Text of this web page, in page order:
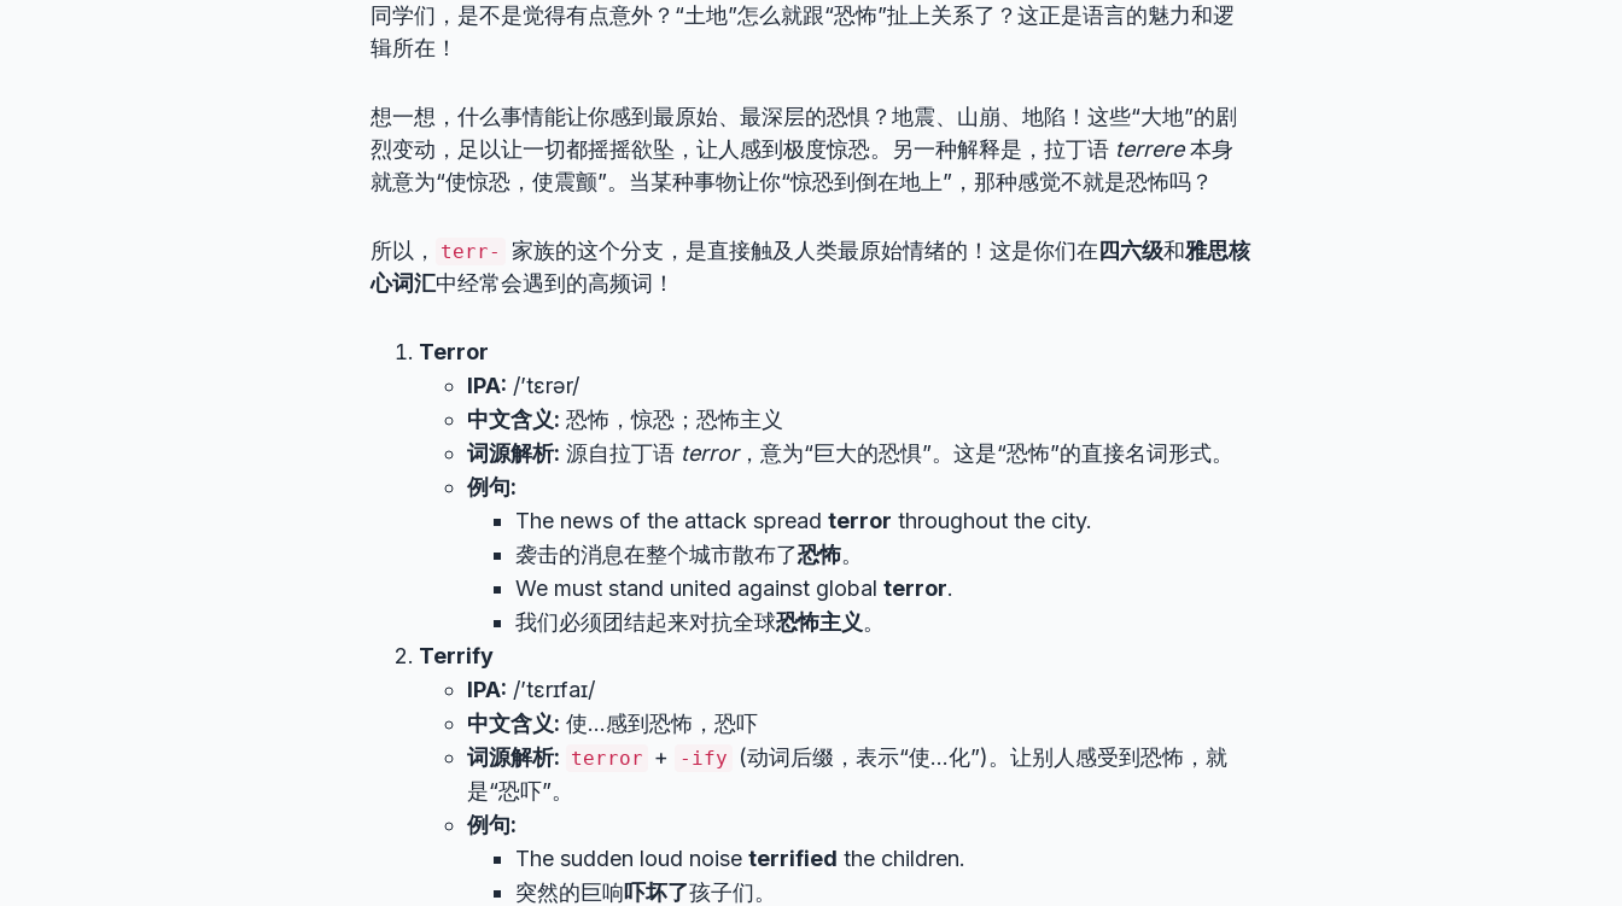
同学们，是不是觉得有点意外？“土地”怎么就跟“恐怖”扯上关系了？这正是语言的魅力和逻
辑所在！
想一想，什么事情能让你感到最原始、最深层的恐惧？地震、山崩、地陷！这些“大地”的剧
烈变动，足以让一切都摇摇欲坠，让人感到极度惊恐。另一种解释是，拉丁语 terrere本身
就意为“使惊恐，使震颤”。当某种事物让你“惊恐到倒在地上”，那种感觉不就是恐怖吗？
所以， terr- 家族的这个分支，是直接触及人类最原始情绪的！这是你们在四六级和雅思核
心词汇中经常会遇到的高频词！
Terror
IPA: /’tɛrər/
中文含义: 恐怖，惊恐；恐怖主义
词源解析: 源自拉丁语 terror，意为“巨大的恐惧”。这是“恐怖”的直接名词形式。
例句:
The news of the attack spread terror throughout the city.
袭击的消息在整个城市散布了恐怖。
We must stand united against global terror.
我们必须团结起来对抗全球恐怖主义。
Terrify
IPA: /’tɛrɪfaɪ/
中文含义: 使…感到恐怖，恐吓
词源解析: terror + -ify
(动词后缀，表示“使…化”)。让别人感受到恐怖，就
是“恐吓”。
例句:
The sudden loud noise terrified the children.
突然的巨响吓坏了孩子们。